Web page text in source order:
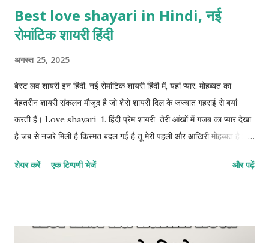
Best love shayari in Hindi, नई
रोमांटिक शायरी हिंदी
अगस्त 25, 2025
बेस्ट लव शायरी इन हिंदी, नई रोमांटिक शायरी हिंदी में, यहां प्यार, मोहब्बत का
बेहतरीन शायरी संकलन मौजूद है जो शेरो शायरी दिल के जज्बात गहराई से बयां
करती हैं। Love shayari 1. हिंदी प्रेम शायरी तेरी आंखों में गजब का प्यार देखा
है जब से नजरे मिली है किस्मत बदल गई है तू मेरी पहली और आखिरी मोहब्बत है इस
मुस्कान में बस गई है मेरी बंदगी धड़कनों से जुड़ गई अगर उम्र भर के लिए साथ मिल
चैन कहां आता है तेरी एक हंसी से हर गम दूर चला जाता है तू मेरी चाहत, तू मेरा
शेयर करें एक टिप्पणी भेजें और पढ़ें